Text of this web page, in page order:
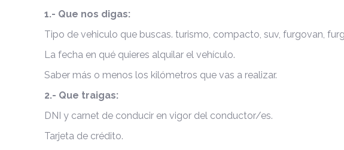
1.- Que nos digas:
Tipo de vehiculo que buscas. turismo, compacto, suv, furgovan,
La fecha en qué quieres alquilar el vehículo.
Saber más o menos los kilómetros que vas a realizar.
2.- Que traigas:
DNI y carnet de conducir en vigor del conductor/es.
Tarjeta de crédito.